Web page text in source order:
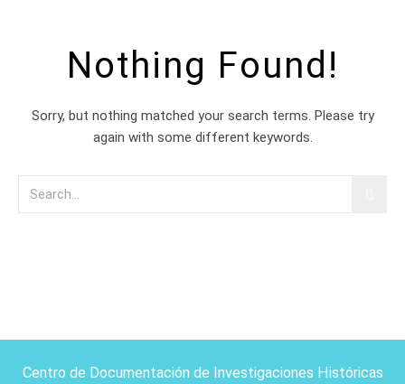
Nothing Found!
Sorry, but nothing matched your search terms. Please try
again with some different keywords.
Centro de Documentación de Investigaciones Históricas